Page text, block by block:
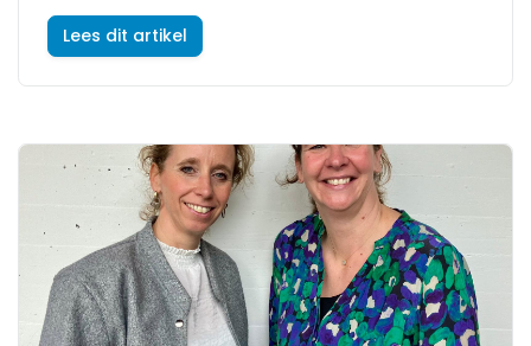
Lees dit artikel